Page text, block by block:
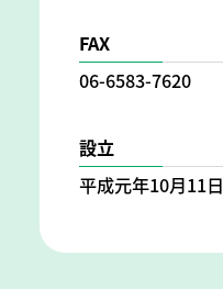
FAX
06-6583-7620
設立
平成元年10月11日